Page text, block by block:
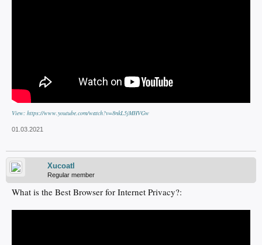
View: https://www.youtube.com/watch?v=8nkL5jMHVGw
01.03.2021
Xucoatl
Regular member
What is the Best Browser for Internet Privacy?: